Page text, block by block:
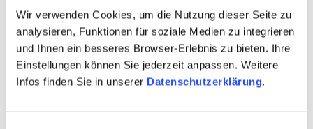
Wir verwenden Cookies, um die Nutzung dieser Seite zu
analysieren, Funktionen für soziale Medien zu integrieren
und Ihnen ein besseres Browser-Erlebnis zu bieten. Ihre
Einstellungen können Sie jederzeit anpassen. Weitere
Infos finden Sie in unserer Datenschutzerklärung.
Weininstitut zu einer der
schönsten 30 Vinotheken
Deutschlands
gekürt. Im Merian-Katalog X1/2021
„Weingenuss Deutschland“ ist die Vinothek auch
vertreten. Überzeugen Sie sich selbst und klicken